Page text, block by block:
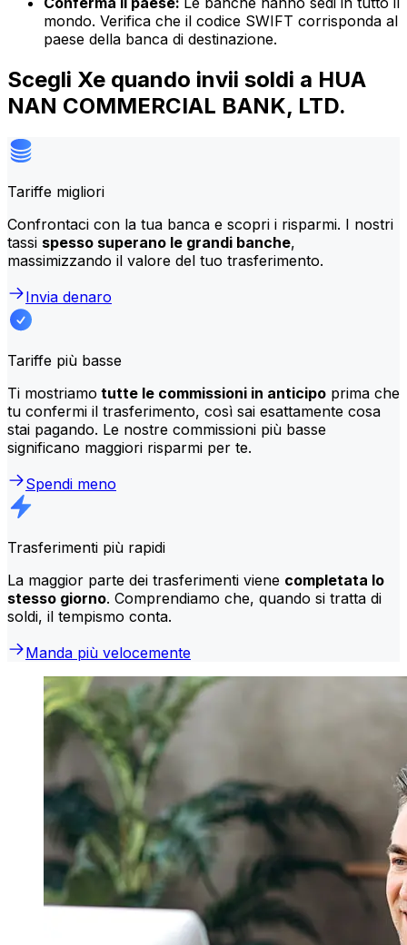
mondo. Verifica che il codice SWIFT corrisponda al
paese della banca di destinazione.
Scegli Xe quando invii soldi a HUA
NAN COMMERCIAL BANK, LTD.
Tariffe migliori
Confrontaci con la tua banca e scopri i risparmi. I nostri
tassi spesso superano le grandi banche,
massimizzando il valore del tuo trasferimento.
Invia denaro
Tariffe più basse
Ti mostriamo tutte le commissioni in anticipo prima che
tu confermi il trasferimento, così sai esattamente cosa
stai pagando. Le nostre commissioni più basse
significano maggiori risparmi per te.
Spendi meno
Trasferimenti più rapidi
La maggior parte dei trasferimenti viene completata lo
stesso giorno. Comprendiamo che, quando si tratta di
soldi, il tempismo conta.
Manda più velocemente